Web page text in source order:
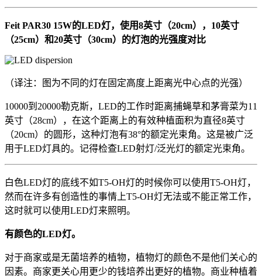
Feit PAR30 15W的LED灯，使用8英寸（20cm），10英寸
（25cm）和20英寸（30cm）的灯泡的光强度对比
（译注：图为不同的灯在固定高度上距离光中心点的光强）
10000到20000勒克斯，LED的工作时距离捕蝇草和茅膏菜为11
英寸（28cm），在这个距离上的有效种植面积为直径8英寸
（20cm）的圆形，这种灯泡有38°的额定光束角。这是被广泛
用于LED灯具的。记得检查LED射灯/泛光灯的额定光束角。
白色LED灯的底线不如T5-OH灯的时候你可以使用T5-OH灯，
然而在许多有创造性的事情上T5-OH灯无法或不能正常工作，
这时就可以使用LED灯来照明。
有颜色的LED灯。
对于商家或是无菌培养的植物，植物灯的颜色不是他们关心的
因素。商家更关心用更少的钱培养出更好的植物。商业种植着